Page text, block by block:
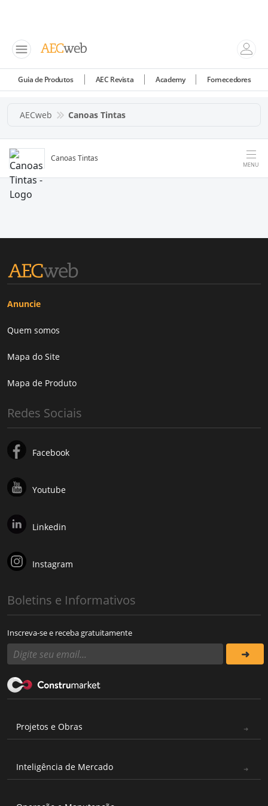
Guia de Produtos AEC Revista Academy Fornecedores
AECweb Canoas Tintas
Canoas Tintas
MENU
Anuncie
Quem somos
Mapa do Site
Mapa de Produto
Redes Sociais
Facebook
Youtube
Linkedin
Instagram
Boletins e Informativos
Inscreva-se e receba gratuitamente
Projetos e Obras
Inteligência de Mercado